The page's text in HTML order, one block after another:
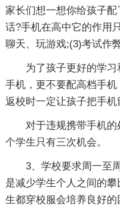
家长们想一想你给孩子
话?手机在高中它的作用
聊天、玩游戏;(3)考试作弊
为了孩子更好的学
手机，更不要配高档手
返校时一定让孩子把手机
对于违规携带手机
个学生只有三次机会。
3、学校要求周一至
是减少学生个人之间的
生都穿校服会培养良好